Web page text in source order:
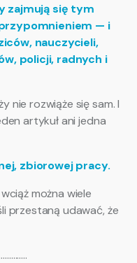
zajmują się tym
— i
nauczycieli,
policji, radnych i
nie rozwiąże się sam. I
artykuł ani jedna
zbiorowej pracy.
można wiele
przestaną udawać, że